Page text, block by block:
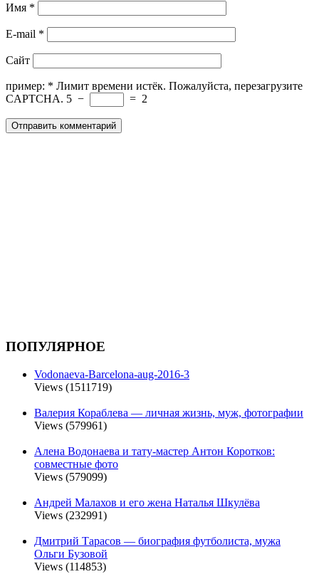
Имя *
E-mail *
Сайт
пример: * Лимит времени истёк. Пожалуйста, перезагрузите
CAPTCHA. 5 − = 2
ПОПУЛЯРНОЕ
Vodonaeva-Barcelona-aug-2016-3
Views (1511719)
Валерия Кораблева — личная жизнь, муж, фотографии
Views (579961)
Алена Водонаева и тату-мастер Антон Коротков:
совместные фото
Views (579099)
Андрей Малахов и его жена Наталья Шкулёва
Views (232991)
Дмитрий Тарасов — биография футболиста, мужа
Ольги Бузовой
Views (114853)